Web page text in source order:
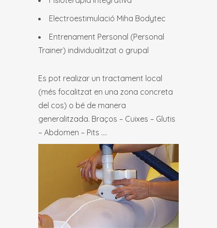
Electroestimulació Miha Bodytec
Entrenament Personal (Personal
Trainer) individualitzat o grupal
Es pot realizar un tractament local
(més focalitzat en una zona concreta
del cos) o bé de manera
generalitzada. Braços – Cuixes – Glutis
– Abdomen – Pits ….